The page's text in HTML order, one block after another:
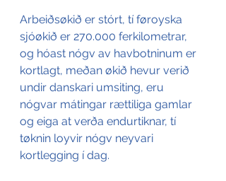
Arbeiðsøkið er stórt, tí føroyska
sjóøkið er 270.000 ferkilometrar,
og hóast nógv av havbotninum er
kortlagt, meðan økið hevur verið
undir danskari umsiting, eru
nógvar mátingar rættiliga gamlar
og eiga at verða endurtiknar, tí
tøknin loyvir nógv neyvari
kortlegging í dag.